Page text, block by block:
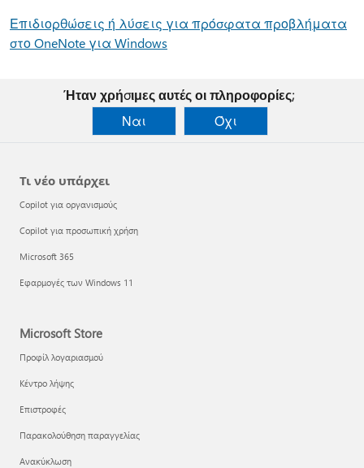
Επιδιορθώσεις ή λύσεις για πρόσφατα προβλήματα
στο OneNote για Windows
Ήταν χρήσιμες αυτές οι πληροφορίες;
Ναι
Όχι
Τι νέο υπάρχει
Copilot για οργανισμούς
Copilot για προσωπική χρήση
Microsoft 365
Εφαρμογές των Windows 11
Microsoft Store
Προφίλ λογαριασμού
Κέντρο λήψης
Επιστροφές
Παρακολούθηση παραγγελίας
Ανακύκλωση